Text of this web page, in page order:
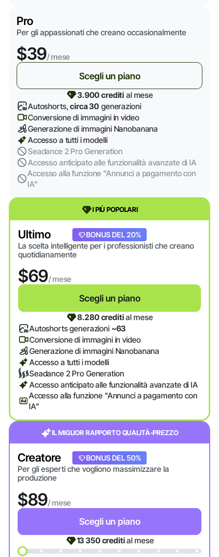
Pro
Per gli appassionati che creano occasionalmente
$39/ mese
Scegli un piano
3.900 crediti al mese
Autoshorts,circa 30 generazioni
Conversione di immagini in video
Generazione di immagini Nanobanana
Accesso a tutti i modelli
Seadance 2 Pro Generation
Accesso anticipato alle funzionalità avanzate di IA
Accesso alla funzione "Annunci a pagamento con
IA"
I PIÙ POPOLARI
Ultimo
La scelta intelligente per i professionisti che creano
quotidianamente
$69/ mese
Scegli un piano
BONUS DEL 20%
8.280 creditial mese
Autoshorts generazioni ~63
Conversione di immagini in video
Generazione di immagini Nanobanana
Accesso a tutti i modelli
Seadance 2 Pro Generation
Accesso anticipato alle funzionalità avanzate di IA
Accesso alla funzione "Annunci a pagamento con
IA"
IL MIGLIOR RAPPORTO QUALITÀ-PREZZO
Creatore
Per gli esperti che vogliono massimizzare la
produzione
$89/ mese
Scegli un piano
BONUS DEL 20%
BONUS DEL 50%
13 350 creditial mese